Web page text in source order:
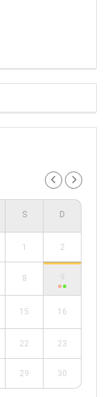
1 2
8 9
15 16
22 23
29 30